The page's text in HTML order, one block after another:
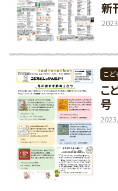
新
こど
こ
号